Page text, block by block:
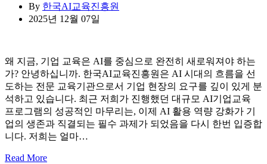
By 한국AI교육진흥원
2025년 12월 07일
왜 지금, 기업 교육은 AI를 중심으로 완전히 새로워져야 하는
가? 안녕하십니까. 한국AI교육진흥원은 AI 시대의 흐름을 선
도하는 전문 교육기관으로서 기업 현장의 요구를 깊이 있게 분
석하고 있습니다. 최근 저희가 진행했던 대규모 AI기업교육
프로그램의 성공적인 마무리는, 이제 AI 활용 역량 강화가 기
업의 생존과 직결되는 필수 과제가 되었음을 다시 한번 입증합
니다. 저희는 얼마…
Read More